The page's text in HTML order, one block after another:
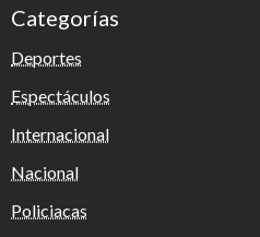
Categorías
Deportes
Espectáculos
Internacional
Nacional
Policiacas